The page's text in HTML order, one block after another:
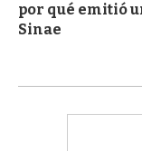
por qué emitió
Sinae